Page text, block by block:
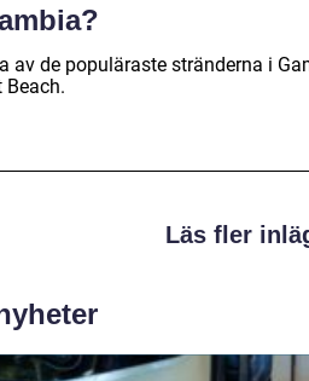
av de populäraste stränderna i
Beach.
Läs fler